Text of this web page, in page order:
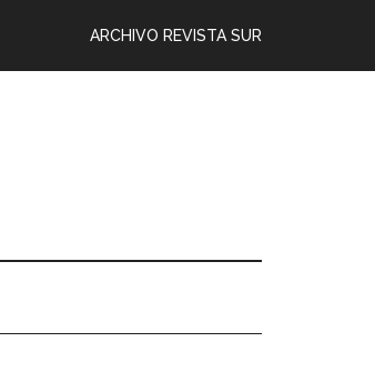
ARCHIVO REVISTA SUR